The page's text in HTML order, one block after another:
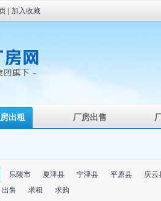
加入收藏
出租 厂房出售
乐陵市 夏津县 宁津县 平原县
庆云
出售 求租
求购